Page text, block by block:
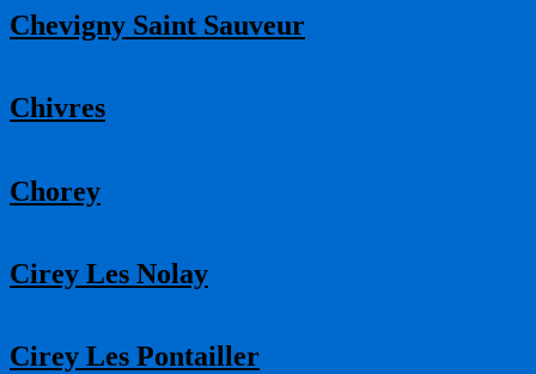
Chevigny Saint Sauveur
Chivres
Chorey
Cirey Les Nolay
Cirey Les Pontailler